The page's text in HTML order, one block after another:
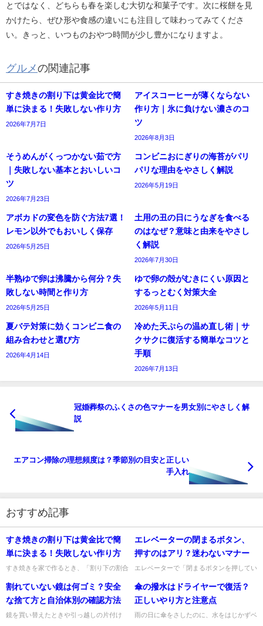
とではなく、どちらも春を楽しむ大切な和菓子です。次に桜餅を見
かけたら、ぜひ形や食感の違いにも注目して味わってみてくださ
い。きっと、いつものおやつ時間が少し豊かになりますよ。
グルメの関連記事
すき焼きの割り下は黄金比で簡
単に決まる！失敗しない作り方
2026年7月7日
アイスコーヒーが薄くならない
作り方｜氷に負けない濃さのコ
ツ
2026年8月3日
そうめんがくっつかない茹で方
｜失敗しない基本とおいしいコ
ツ
2026年7月23日
コンビニおにぎりの海苔がパリ
パリな理由をやさしく解説
2026年5月19日
アボカドの変色を防ぐ方法7選！
レモン以外でもおいしく保存
2026年5月25日
土用の丑の日にうなぎを食べる
のはなぜ？意味と由来をやさし
く解説
2026年7月30日
半熟ゆで卵は沸騰から何分？失
敗しない時間と作り方
2026年5月25日
ゆで卵の殻がむきにくい原因と
するっとむく対策大全
2026年5月11日
夏バテ対策に効くコンビニ食の
組み合わせと選び方
2026年4月14日
冷めた天ぷらの温め直し術｜サ
クサクに復活する簡単なコツと
手順
2026年7月13日
冠婚葬祭のふくさの色マナーを男女別にやさしく解
説
エアコン掃除の理想頻度は？季節別の目安と正しい
手入れ
おすすめ記事
すき焼きの割り下は黄金比で簡
単に決まる！失敗しない作り方
すき焼きを家で作るとき、「割り下の割合
て毎回ぶれる」と悩みやすいですよね。そ
んなときは、まず基本の黄金...
エレベーターの閉まるボタン、
押すのはアリ？迷わないマナー
エレベーターで「閉まるボタンを押してい
いで押したら感じが悪いかもしれないし、
逆に何もしないのも不親切か...
割れていない鏡は何ゴミ？安全
な捨て方と自治体別の確認方法
鏡を買い替えたときや引っ越しの片付け
傘の撥水はドライヤーで復活？
正しいやり方と注意点
雨の日に傘をさしたのに、水をはじかずベ